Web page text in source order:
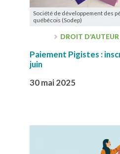
Société de développement des
québécois (Sodep)
DROIT
Paiement Pigistes :
juin
30 mai 2025